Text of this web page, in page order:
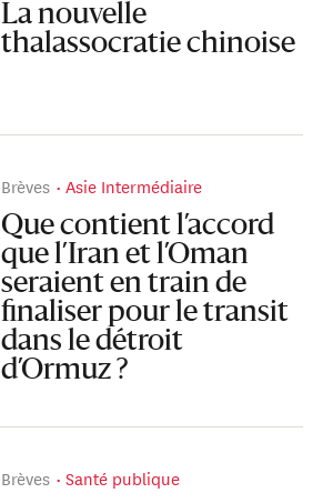
La nouvelle
thalassocratie chinoise
Brèves Asie Intermédiaire
Que contient l’accord
que l’Iran et l’Oman
seraient en train de
finaliser pour le transit
dans le détroit
d’Ormuz ?
Brèves Santé publique